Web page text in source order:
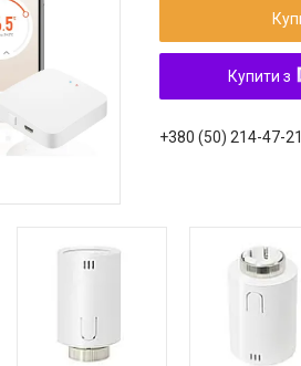
Купити з
+380 (50) 214-47-21